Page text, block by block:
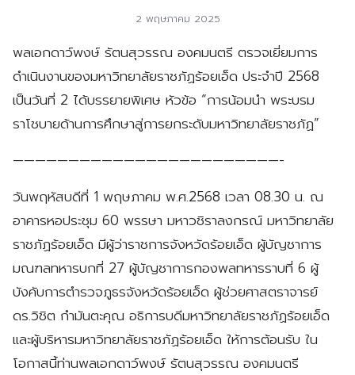
2 พฤษภาคม 2025
พลเอกดาว์พงษ์ รัตนสุวรรณ องคมนตรี ตรวจเยี่ยมการ
ดำเนินงานของมหาวิทยาลัยราชภัฏร้อยเอ็ด ประจำปี 2568
เป็นวันที่ 2 ได้บรรยายพิเศษ หัวข้อ “การน้อมนำ พระบรม
ราโชบายด้านการศึกษาสู่การยกระดับมหาวิทยาลัยราชภัฏ”
————————————————————————-
วันพฤหัสบดีที่ 1 พฤษภาคม พ.ศ.2568 เวลา 08.30 น. ณ
อาคารหอประชุม 60 พรรษา มหาวชิราลงกรณ์ มหาวิทยาลัย
ราชภัฏร้อยเอ็ด มีผู้ว่าราชการจังหวัดร้อยเอ็ด ผู้บัญชาการ
มณฑลทหารบกที่ 27 ผู้บัญชาการกองพลทหารราบที่ 6 ผู้
บังคับการตำรวจภูธรจังหวัดร้อยเอ็ด ผู้ช่วยศาสตราจารย์
ดร.วิชิต กำมันตะคุณ อธิการบดีมหาวิทยาลัยราชภัฏร้อยเอ็ด
และผู้บริหารมหาวิทยาลัยราชภัฏร้อยเอ็ด ให้การต้อนรับ ใน
โอกาสนี้ท่านพลเอกดาว์พงษ์ รัตนสุวรรณ องคมนตรี